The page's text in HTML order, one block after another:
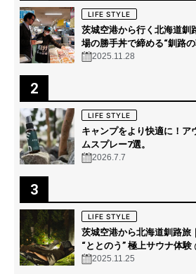
LIFE STYLE
茨城空港から行く北海道釧
場の勝手丼で締める“釧路
2025.11.28
2
LIFE STYLE
キャンプをより快適に！ア
ムスプレー7選。
2026.7.7
3
LIFE STYLE
茨城空港から北海道釧路旅
“ととのう” 極上サウナ体験
2025.11.25